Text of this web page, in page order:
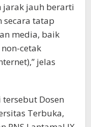
jarak jauh berarti
tatap
media, baik
cetak
jelas
Dosen
Terbuka,